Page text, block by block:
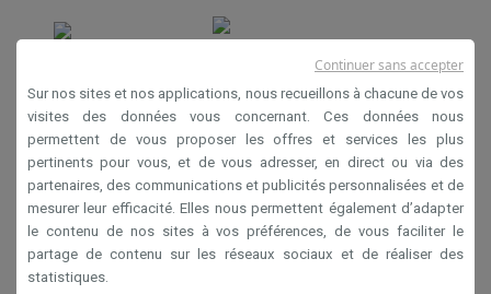
Conditions générales de vente
Privacy
Disclaimer
Cookies
Krëfel NV - Steenstraat 44 - Industriezone 4 "T Sas",
Sur nos sites et nos applications, nous recueillons à chacune de vos
visites des données vous concernant. Ces données nous
permettent de vous proposer les offres et services les plus
pertinents pour vous, et de vous adresser, en direct ou via des
partenaires, des communications et publicités personnalisées et de
mesurer leur efficacité. Elles nous permettent également d’adapter
le contenu de nos sites à vos préférences, de vous faciliter le
partage de contenu sur les réseaux sociaux et de réaliser des
statistiques.
Continuer sans accepter